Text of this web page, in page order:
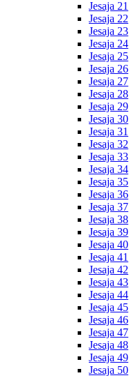
Jesaja 21
Jesaja 22
Jesaja 23
Jesaja 24
Jesaja 25
Jesaja 26
Jesaja 27
Jesaja 28
Jesaja 29
Jesaja 30
Jesaja 31
Jesaja 32
Jesaja 33
Jesaja 34
Jesaja 35
Jesaja 36
Jesaja 37
Jesaja 38
Jesaja 39
Jesaja 40
Jesaja 41
Jesaja 42
Jesaja 43
Jesaja 44
Jesaja 45
Jesaja 46
Jesaja 47
Jesaja 48
Jesaja 49
Jesaja 50